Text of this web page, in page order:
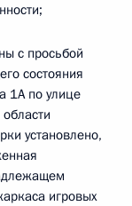
с просьбой
состояния
1А по улице
установлено,
игровых